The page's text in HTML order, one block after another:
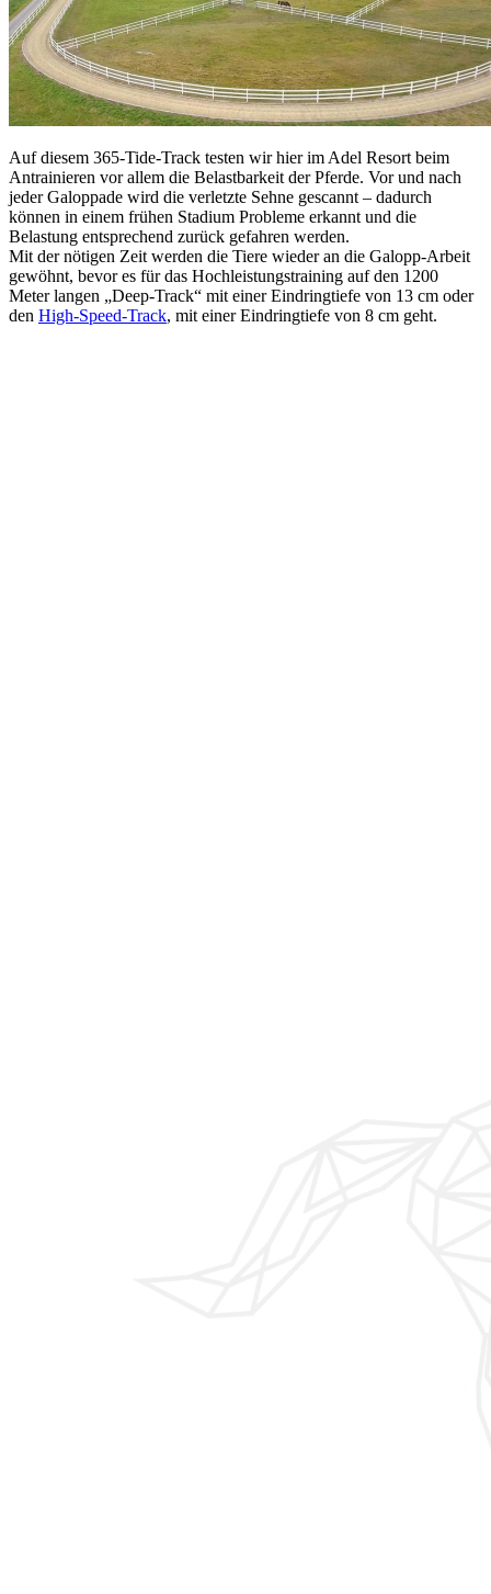
Auf diesem 365-Tide-Track testen wir hier im Adel Resort beim
Antrainieren vor allem die Belastbarkeit der Pferde. Vor und nach
jeder Galoppade wird die verletzte Sehne gescannt – dadurch
können in einem frühen Stadium Probleme erkannt und die
Belastung entsprechend zurück gefahren werden.
Mit der nötigen Zeit werden die Tiere wieder an die Galopp-Arbeit
gewöhnt, bevor es für das Hochleistungstraining auf den 1200
Meter langen „Deep-Track“ mit einer Eindringtiefe von 13 cm oder
den High-Speed-Track, mit einer Eindringtiefe von 8 cm geht.